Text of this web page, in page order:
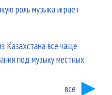
роль музыка играет
Казахстана все чаще
под музыку местных
все